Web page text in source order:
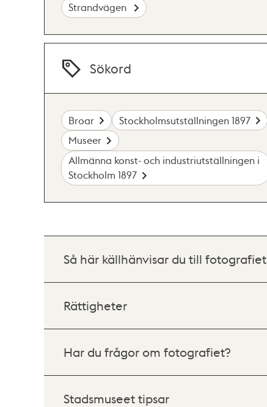
Strandvägen
Sökord
Broar
Stockholmsutställningen 1897
Museer
Allmänna konst- och industriutställningen i
Stockholm 1897
Så här källhänvisar du till fotografiet
Rättigheter
Har du frågor om fotografiet?
Stadsmuseet tipsar